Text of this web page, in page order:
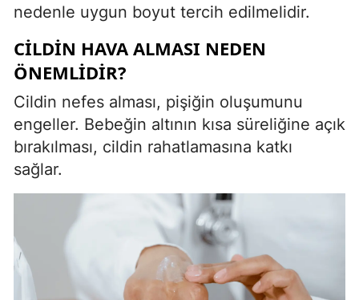
nedenle uygun boyut tercih edilmelidir.
CILDIN HAVA ALMASI NEDEN
ÖNEMLIDIR?
Cildin nefes alması, pişiğin oluşumunu
engeller. Bebeğin altının kısa süreliğine açık
bırakılması, cildin rahatlamasına katkı
sağlar.